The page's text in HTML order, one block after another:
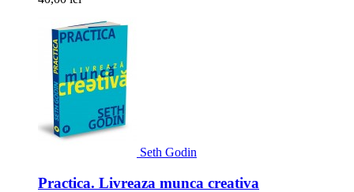
Seth Godin
Practica. Livreaza munca creativa